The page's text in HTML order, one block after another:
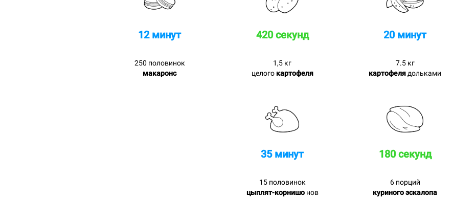
12 минут
250 половинок
макаронс
420 секунд
1,5 кг
целого картофеля
20 минут
7.5 кг
картофеля дольками
35 минут
15 половинок
цыплят-корнишонов
180 секунд
6 порций
куриного эскалопа